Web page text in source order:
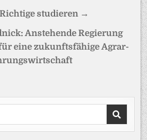
studieren →
Anstehende Regierung
eine zukunftsfähige Agrar-